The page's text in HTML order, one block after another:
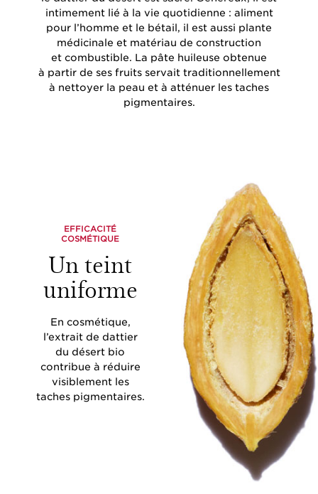
intimement lié à la vie quotidienne : aliment
pour l’homme et le bétail, il est aussi plante
médicinale et matériau de construction
et combustible. La pâte huileuse obtenue
à partir de ses fruits servait traditionnellement
à nettoyer la peau et à atténuer les taches
pigmentaires.
EFFICACITÉ
COSMÉTIQUE
Un teint
uniforme
En cosmétique,
l’extrait de dattier
du désert bio
contribue à réduire
visiblement les
taches pigmentaires.